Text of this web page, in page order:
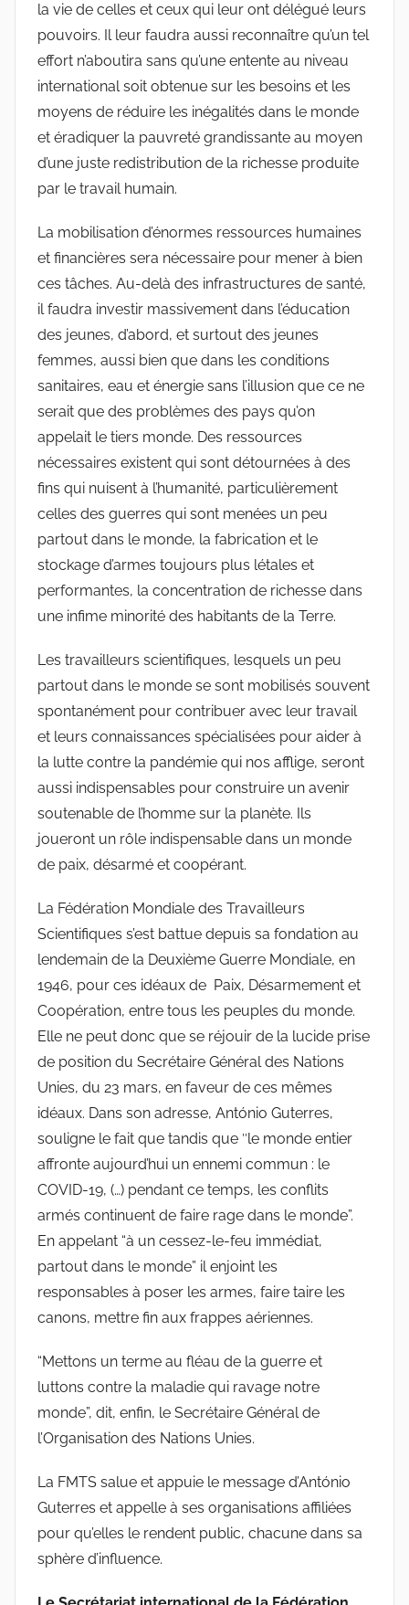
la vie de celles et ceux qui leur ont délégué leurs
pouvoirs. Il leur faudra aussi reconnaître qu’un tel
effort n’aboutira sans qu’une entente au niveau
international soit obtenue sur les besoins et les
moyens de réduire les inégalités dans le monde
et éradiquer la pauvreté grandissante au moyen
d’une juste redistribution de la richesse produite
par le travail humain.
La mobilisation d’énormes ressources humaines
et financières sera nécessaire pour mener à bien
ces tâches. Au-delà des infrastructures de santé,
il faudra investir massivement dans l’éducation
des jeunes, d’abord, et surtout des jeunes
femmes, aussi bien que dans les conditions
sanitaires, eau et énergie sans l’illusion que ce ne
serait que des problèmes des pays qu’on
appelait le tiers monde. Des ressources
nécessaires existent qui sont détournées à des
fins qui nuisent à l’humanité, particulièrement
celles des guerres qui sont menées un peu
partout dans le monde, la fabrication et le
stockage d’armes toujours plus létales et
performantes, la concentration de richesse dans
une infime minorité des habitants de la Terre.
Les travailleurs scientifiques, lesquels un peu
partout dans le monde se sont mobilisés souvent
spontanément pour contribuer avec leur travail
et leurs connaissances spécialisées pour aider à
la lutte contre la pandémie qui nos afflige, seront
aussi indispensables pour construire un avenir
soutenable de l’homme sur la planète. Ils
joueront un rôle indispensable dans un monde
de paix, désarmé et coopérant.
La Fédération Mondiale des Travailleurs
Scientifiques s’est battue depuis sa fondation au
lendemain de la Deuxième Guerre Mondiale, en
1946, pour ces idéaux de Paix, Désarmement et
Coopération, entre tous les peuples du monde.
Elle ne peut donc que se réjouir de la lucide prise
de position du Secrétaire Général des Nations
Unies, du 23 mars, en faveur de ces mêmes
idéaux. Dans son adresse, António Guterres,
souligne le fait que tandis que ″le monde entier
affronte aujourd’hui un ennemi commun : le
COVID-19, (…) pendant ce temps, les conflits
armés continuent de faire rage dans le monde”.
En appelant “à un cessez-le-feu immédiat,
partout dans le monde” il enjoint les
responsables à poser les armes, faire taire les
canons, mettre fin aux frappes aériennes.
“Mettons un terme au fléau de la guerre et
luttons contre la maladie qui ravage notre
monde”, dit, enfin, le Secrétaire Général de
l’Organisation des Nations Unies.
La FMTS salue et appuie le message d’António
Guterres et appelle à ses organisations affiliées
pour qu’elles le rendent public, chacune dans sa
sphère d’influence.